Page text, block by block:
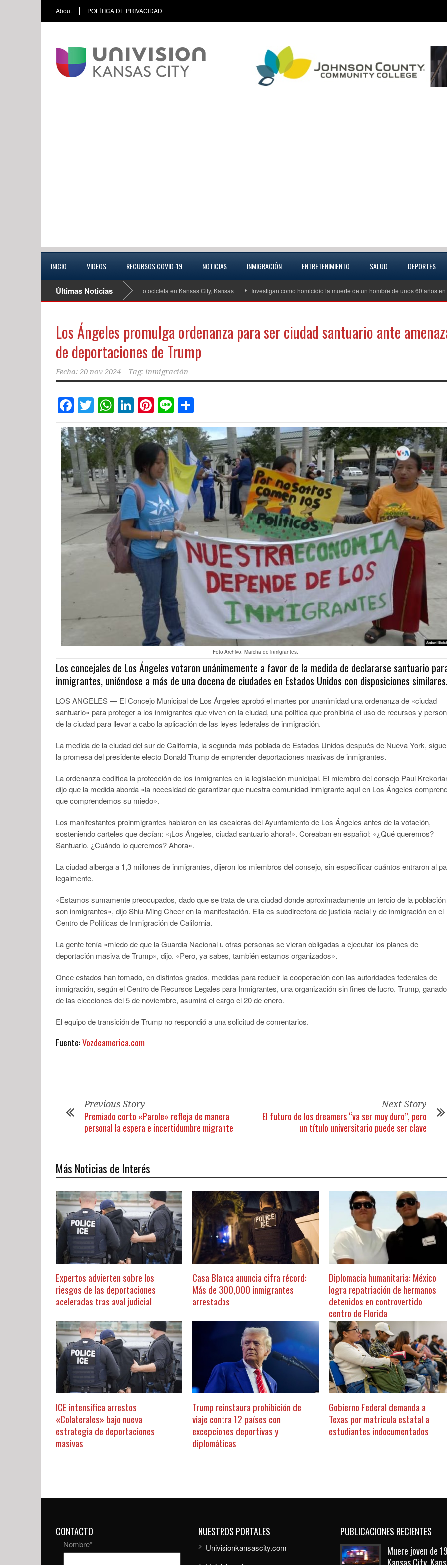
About POLÍTICA DE PRIVACIDAD
INICIO VIDEOS RECURSOS COVID-19 NOTICIAS INMIGRACIÓN ENTRETENIMIENTO SALUD DEPORTES
Últimas Noticias
de 19 años tras trágico accidente de motocicleta en Kansas City, Kansas Investigan como homicidio la muerte de un hombre de unos 60 años en Excelsior
Los Ángeles promulga ordenanza para ser ciudad santuario ante
de deportaciones de Trump
Fecha: 20 nov 2024 Tag: inmigración
Facebook
Twitter
WhatsApp
LinkedIn
Pinterest
Line
Foto Archivo: Marcha de inmigrantes.
Los concejales de Los Ángeles votaron unánimemente a favor de la medida de declararse santuario
inmigrantes, uniéndose a más de una docena de ciudades en Estados Unidos con disposiciones similares.
LOS ANGELES — El Concejo Municipal de Los Ángeles aprobó el martes por unanimidad una ordenanza de «ciudad
santuario» para proteger a los inmigrantes que viven en la ciudad, una política que prohibiría el uso de recursos y
de la ciudad para llevar a cabo la aplicación de las leyes federales de inmigración.
La medida de la ciudad del sur de California, la segunda más poblada de Estados Unidos después de Nueva York,
la promesa del presidente electo Donald Trump de emprender deportaciones masivas de inmigrantes.
La ordenanza codifica la protección de los inmigrantes en la legislación municipal. El miembro del consejo Paul
dijo que la medida aborda «la necesidad de garantizar que nuestra comunidad inmigrante aquí en Los Ángeles
que comprendemos su miedo».
Los manifestantes proinmigrantes hablaron en las escaleras del Ayuntamiento de Los Ángeles antes de la votación,
sosteniendo carteles que decían: «¡Los Ángeles, ciudad santuario ahora!». Coreaban en español: «¿Qué queremos?
Santuario. ¿Cuándo lo queremos? Ahora».
La ciudad alberga a 1,3 millones de inmigrantes, dijeron los miembros del consejo, sin especificar cuántos entraron al
legalmente.
«Estamos sumamente preocupados, dado que se trata de una ciudad donde aproximadamente un tercio de la población
son inmigrantes», dijo Shiu-Ming Cheer en la manifestación. Ella es subdirectora de justicia racial y de inmigración en el
Centro de Políticas de Inmigración de California.
La gente tenía «miedo de que la Guardia Nacional u otras personas se vieran obligadas a ejecutar los planes de
deportación masiva de Trump», dijo. «Pero, ya sabes, también estamos organizados».
Once estados han tomado, en distintos grados, medidas para reducir la cooperación con las autoridades federales de
inmigración, según el Centro de Recursos Legales para Inmigrantes, una organización sin fines de lucro. Trump,
de las elecciones del 5 de noviembre, asumirá el cargo el 20 de enero.
El equipo de transición de Trump no respondió a una solicitud de comentarios.
Fuente:Vozdeamerica.com
Previous Story
Premiado corto «Parole» refleja de manera
personal la espera e incertidumbre migrante
Next Story
El futuro de los dreamers “va ser muy duro”, pero
un título universitario puede ser clave
Más Noticias de Interés
Expertos advierten sobre los
riesgos de las deportaciones
aceleradas tras aval judicial
Casa Blanca anuncia cifra récord:
Más de 300,000 inmigrantes
arrestados
Diplomacia humanitaria: México
logra repatriación de hermanos
detenidos en controvertido
centro de Florida
ICE intensifica arrestos
«Colaterales» bajo nueva
estrategia de deportaciones
masivas
Trump reinstaura prohibición de
viaje contra 12 países con
excepciones deportivas y
diplomáticas
Gobierno Federal demanda a
Texas por matrícula estatal a
estudiantes indocumentados
CONTACTO
Nombre*
NUESTROS PORTALES
Univisionkansascity.com
PUBLICACIONES RECIENTES
Muere joven de
Kansas City,